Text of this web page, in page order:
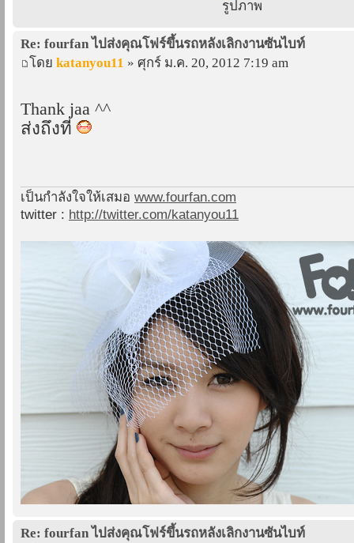
Re: fourfan ไปส่งคุณโฟร์ขึ้นรถหลังเลิกงานซันไบท์
โดย katanyou11 » ศุกร์ ม.ค. 20, 2012 7:19 am
Thank jaa ^^
ส่งถึงที่
เป็นกำลังใจให้เสมอ www.fourfan.com
twitter : http://twitter.com/katanyou11
Re: fourfan ไปส่งคุณโฟร์ขึ้นรถหลังเลิกงานซันไบท์